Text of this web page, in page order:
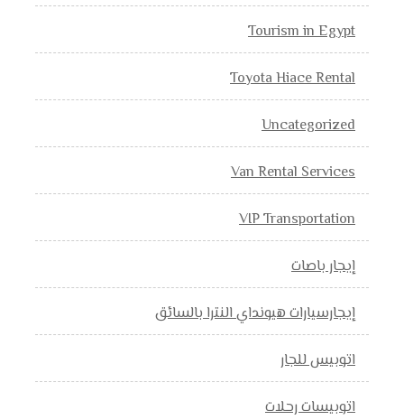
Tourism in Egypt
Toyota Hiace Rental
Uncategorized
Van Rental Services
VIP Transportation
إيجار باصات
إيجارسيارات هيونداي النترا بالسائق
اتوبيس للجار
اتوبيسات رحلات